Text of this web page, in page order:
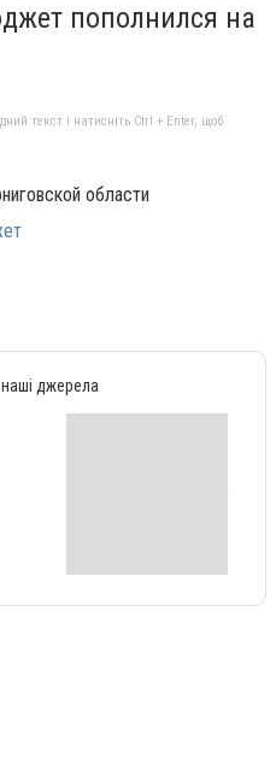
пополнился на
текст і натисніть Ctrl + Enter, щоб
области
наші джерела